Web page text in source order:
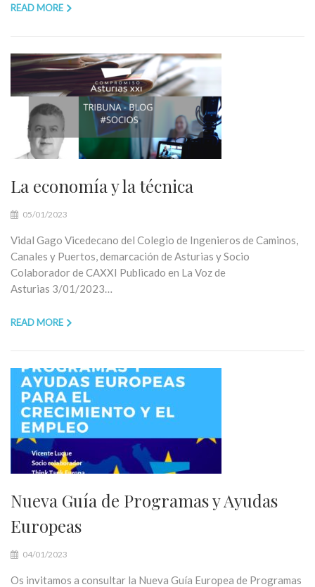
READ MORE
La economía y la técnica
05/01/2023
Vidal Gago Vicedecano del Colegio de Ingenieros de Caminos,
Canales y Puertos, demarcación de Asturias y Socio
Colaborador de CAXXI Publicado en La Voz de
Asturias 3/01/2023…
READ MORE
Nueva Guía de Programas y Ayudas
Europeas
04/01/2023
Os invitamos a consultar la Nueva Guía Europea de Programas